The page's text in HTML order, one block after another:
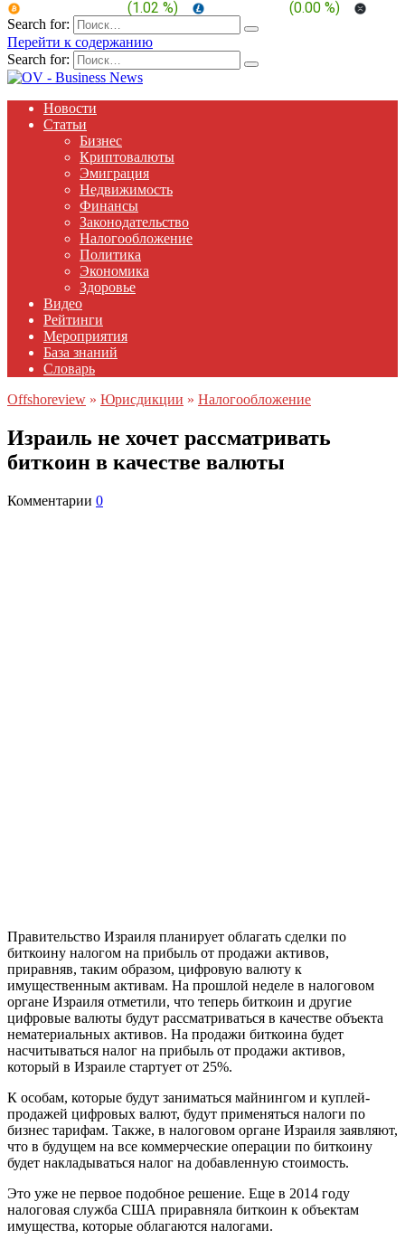
(1.02 %) (0.00 %)
Search for:
Перейти к содержанию
Search for:
Новости
Статьи
Бизнес
Криптовалюты
Эмиграция
Недвижимость
Финансы
Законодательство
Налогообложение
Политика
Экономика
Здоровье
Видео
Рейтинги
Мероприятия
База знаний
Словарь
Offshoreview » Юрисдикции » Налогообложение
Израиль не хочет рассматривать
биткоин в качестве валюты
Комментарии 0
Правительство Израиля планирует облагать сделки по
биткоину налогом на прибыль от продажи активов,
приравняв, таким образом, цифровую валюту к
имущественным активам. На прошлой неделе в налоговом
органе Израиля отметили, что теперь биткоин и другие
цифровые валюты будут рассматриваться в качестве объекта
нематериальных активов. На продажи биткоина будет
насчитываться налог на прибыль от продажи активов,
который в Израиле стартует от 25%.
К особам, которые будут заниматься майнингом и куплей-
продажей цифровых валют, будут применяться налоги по
бизнес тарифам. Также, в налоговом органе Израиля заявляют,
что в будущем на все коммерческие операции по биткоину
будет накладываться налог на добавленную стоимость.
Это уже не первое подобное решение. Еще в 2014 году
налоговая служба США приравняла биткоин к объектам
имущества, которые облагаются налогами.